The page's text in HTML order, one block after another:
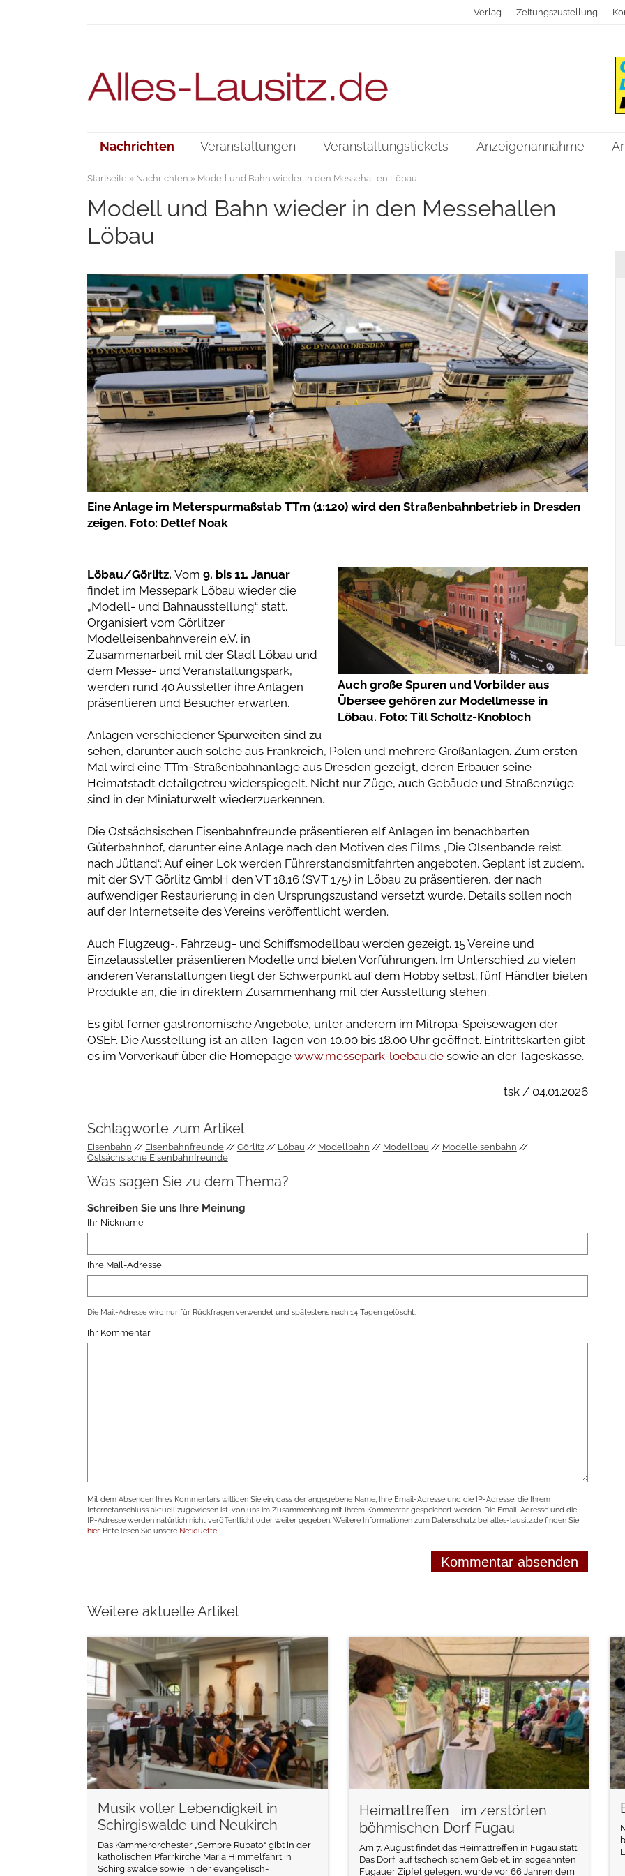
Verlag Zeitungszustellung
Nachrichten Veranstaltungen Veranstaltungstickets Anzeigenannahme
Startseite» Nachrichten » Modell und Bahn wieder in den Messehallen Löbau
Modell und Bahn wieder in den Messehallen
Löbau
Eine Anlage im Meterspurmaßstab TTm (1:120) wird den Straßenbahnbetrieb in Dresden
zeigen. Foto: Detlef Noak
Auch große Spuren und Vorbilder aus
Übersee gehören zur Modellmesse in
Löbau. Foto: Till Scholtz-Knobloch
Löbau/Görlitz. Vom 9. bis 11. Januar
findet im Messepark Löbau wieder die
„Modell- und Bahnausstellung“ statt.
Organisiert vom Görlitzer
Modelleisenbahnverein e.V. in
Zusammenarbeit mit der Stadt Löbau und
dem Messe- und Veranstaltungspark,
werden rund 40 Aussteller ihre Anlagen
präsentieren und Besucher erwarten.
Anlagen verschiedener Spurweiten sind zu
sehen, darunter auch solche aus Frankreich, Polen und mehrere Großanlagen. Zum ersten
Mal wird eine TTm-Straßenbahnanlage aus Dresden gezeigt, deren Erbauer seine
Heimatstadt detailgetreu widerspiegelt. Nicht nur Züge, auch Gebäude und Straßenzüge
sind in der Miniaturwelt wiederzuerkennen.
Die Ostsächsischen Eisenbahnfreunde präsentieren elf Anlagen im benachbarten
Güterbahnhof, darunter eine Anlage nach den Motiven des Films „Die Olsenbande reist
nach Jütland“. Auf einer Lok werden Führerstandsmitfahrten angeboten. Geplant ist zudem,
mit der SVT Görlitz GmbH den VT 18.16 (SVT 175) in Löbau zu präsentieren, der nach
aufwendiger Restaurierung in den Ursprungszustand versetzt wurde. Details sollen noch
auf der Internetseite des Vereins veröffentlicht werden.
Auch Flugzeug-, Fahrzeug- und Schiffsmodellbau werden gezeigt. 15 Vereine und
Einzelaussteller präsentieren Modelle und bieten Vorführungen. Im Unterschied zu vielen
anderen Veranstaltungen liegt der Schwerpunkt auf dem Hobby selbst; fünf Händler bieten
Produkte an, die in direktem Zusammenhang mit der Ausstellung stehen.
Es gibt ferner gastronomische Angebote, unter anderem im Mitropa-Speisewagen der
OSEF. Die Ausstellung ist an allen Tagen von 10.00 bis 18.00 Uhr geöffnet. Eintrittskarten gibt
es im Vorverkauf über die Homepage www.messepark-loebau.desowie an der Tageskasse.
tsk / 04.01.2026
Schlagworte zum Artikel
Eisenbahn Eisenbahnfreunde Görlitz Löbau Modellbahn Modellbau
Modelleisenbahn
Ostsächsische Eisenbahnfreunde
Was sagen Sie zu dem Thema?
Schreiben Sie uns Ihre Meinung
Ihr Nickname
Ihre Mail-Adresse
Die Mail-Adresse wird nur für Rückfragen verwendet und spätestens nach 14 Tagen gelöscht.
Ihr Kommentar
Mit dem Absenden Ihres Kommentars willigen Sie ein, dass der angegebene Name, Ihre Email-Adresse und die IP-Adresse, die Ihrem
Internetanschluss aktuell zugewiesen ist, von uns im Zusammenhang mit Ihrem Kommentar gespeichert werden. Die Email-Adresse und die
IP-Adresse werden natürlich nicht veröffentlicht oder weiter gegeben. Weitere Informationen zum Datenschutz bei alles-lausitz.de finden Sie
hier. Bitte lesen Sie unsere Netiquette.
Weitere aktuelle Artikel
Musik voller Lebendigkeit in
Schirgiswalde und Neukirch
Das Kammerorchester „Sempre Rubato“ gibt in der
katholischen Pfarrkirche Mariä Himmelfahrt in
Schirgiswalde sowie in der evangelisch-
weiterlesen
Heimattreffen im zerstörten
böhmischen Dorf Fugau
Am 7. August findet das Heimattreffen in Fugau statt.
Das Dorf, auf tschechischem Gebiet, im sogeannten
Fugauer Zipfel gelegen, wurde vor 66 Jahren dem
weiterlesen